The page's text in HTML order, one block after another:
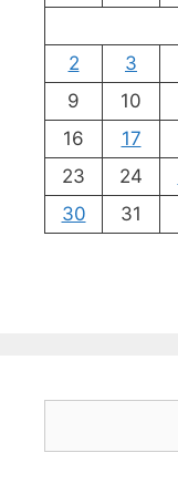
2
3
9
10
16
17
23
24
30
31